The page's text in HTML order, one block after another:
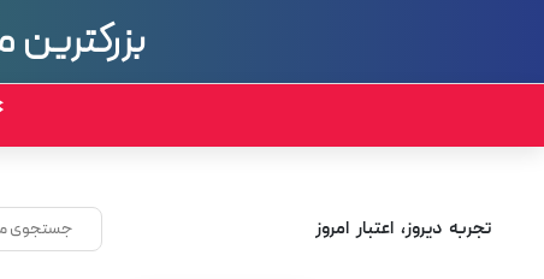
تجربه دیروز، اعتبار امروز